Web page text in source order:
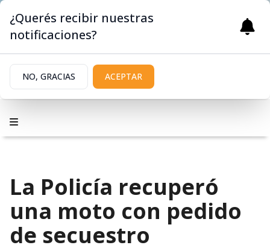
La Policía recuperó
una moto con pedido
de secuestro
¿Querés recibir nuestras
notificaciones?
NO, GRACIAS ACEPTAR